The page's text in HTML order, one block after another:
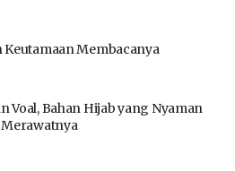
Keutamaan Membacanya
Voal, Bahan Hijab yang Nyaman